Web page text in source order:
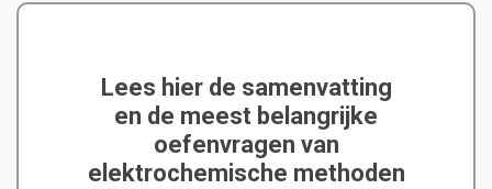
Lees hier de samenvatting
en de meest belangrijke
oefenvragen van
elektrochemische methoden